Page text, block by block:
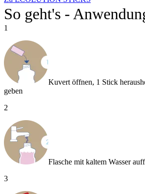
So geht's -
1
Kuvert öffnen, 1 Stick
geben
2
Flasche mit kaltem Wasser
3